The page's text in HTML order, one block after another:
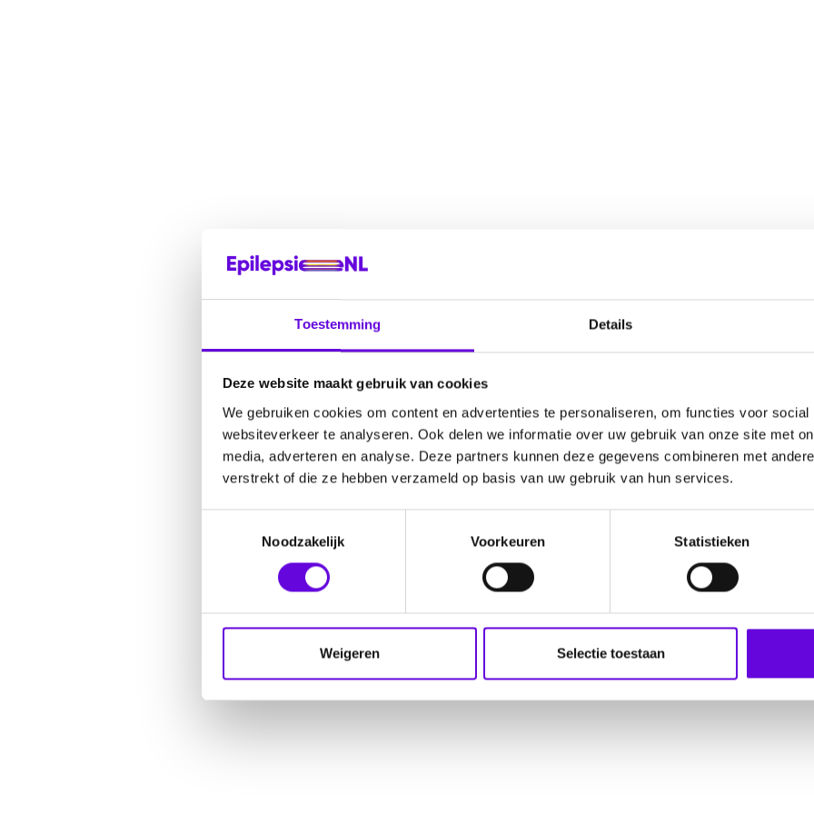
Toestemming Details
Deze website maakt gebruik van cookies
We gebruiken cookies om content en advertenties te personaliseren, om functies voor
websiteverkeer te analyseren. Ook delen we informatie over uw gebruik van onze site met
media, adverteren en analyse. Deze partners kunnen deze gegevens combineren met
verstrekt of die ze hebben verzameld op basis van uw gebruik van hun services.
Noodzakelijk
Voorkeuren Statistieken
Weigeren Selectie toestaan